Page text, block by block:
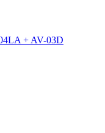
+ AV-03D